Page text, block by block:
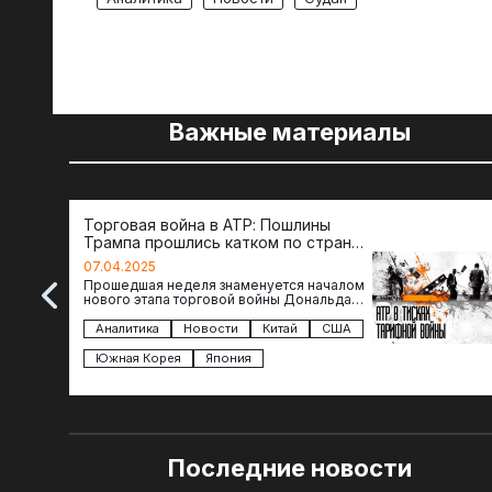
Важные материалы
Торговая война в АТР: Пошлины
Трампа прошлись катком по странам
региона
07.04.2025
Прошедшая неделя знаменуется началом
нового этапа торговой войны Дональда
импорта из более 100 стран…
Аналитика Новости Китай
США
Южная Корея
Япония
Последние новости